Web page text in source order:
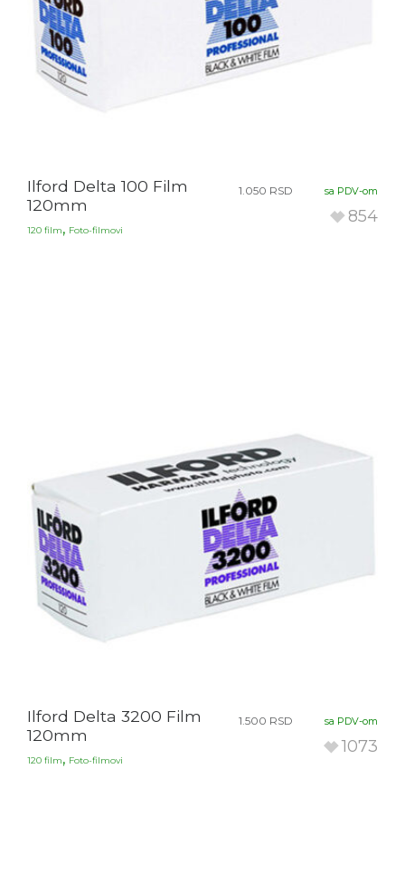
Ilford Delta 100 Film
120mm
120 film, Foto-filmovi
1.050 RSD sa PDV-om
854
Ilford Delta 3200 Film
120mm
120 film, Foto-filmovi
1.500 RSD sa PDV-om
1073